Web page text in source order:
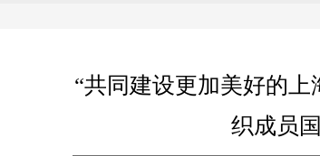
“共同建设更加美好的
织成员